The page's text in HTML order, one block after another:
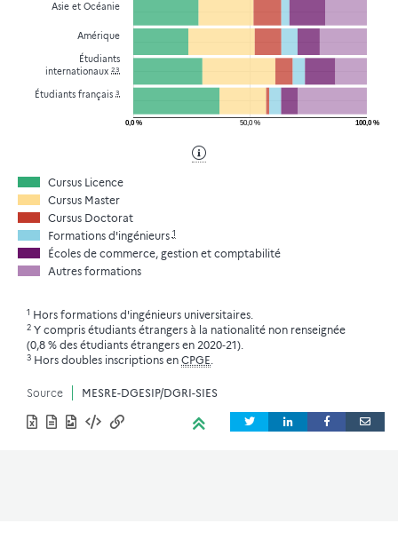
50,0 %
0,0 % 100,0 %
Asie et Océanie
Amérique
Étudiants
internationaux 23
Étudiants français 3
Cursus Licence
Cursus Master
Cursus Doctorat
Formations d'ingénieurs1
Écoles de commerce, gestion et comptabilité
Autres formations
1 Hors formations d'ingénieurs universitaires.
2 Y compris étudiants étrangers à la nationalité non renseignée
(0,8 % des étudiants étrangers en 2020‑21).
3 Hors doubles inscriptions en CPGE.
Source MESRE-DGESIP/DGRI-SIES